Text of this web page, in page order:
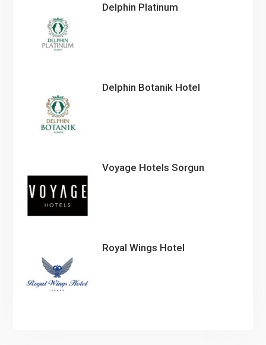
Delphin Platinum
Delphin Botanik Hotel
Voyage Hotels Sorgun
Royal Wings Hotel